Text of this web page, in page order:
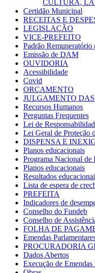
CULTURA,
Certidão Municipal
RECEITAS E
LEGISLAÇÃO
VICE-PREFEITO
Padrão Remuneratório
Emissão de DAM
OUVIDORIA
Acessibilidade
Covid
ORÇAMENTO
JULGAMENTO
Recursos Humanos
Perguntas Frequentes
Lei de
Lei Geral de Proteção
DISPENSA E
Planos educacionais
Programa Nacional de
Planos educacionais
Resultados
Lista de espera de
PREFEITA
Indicadores de
Conselho do Fundeb
Conselho de
FOLHA DE
Emendas
PROCURADORIA
Dados Abertos
Execução de Emendas